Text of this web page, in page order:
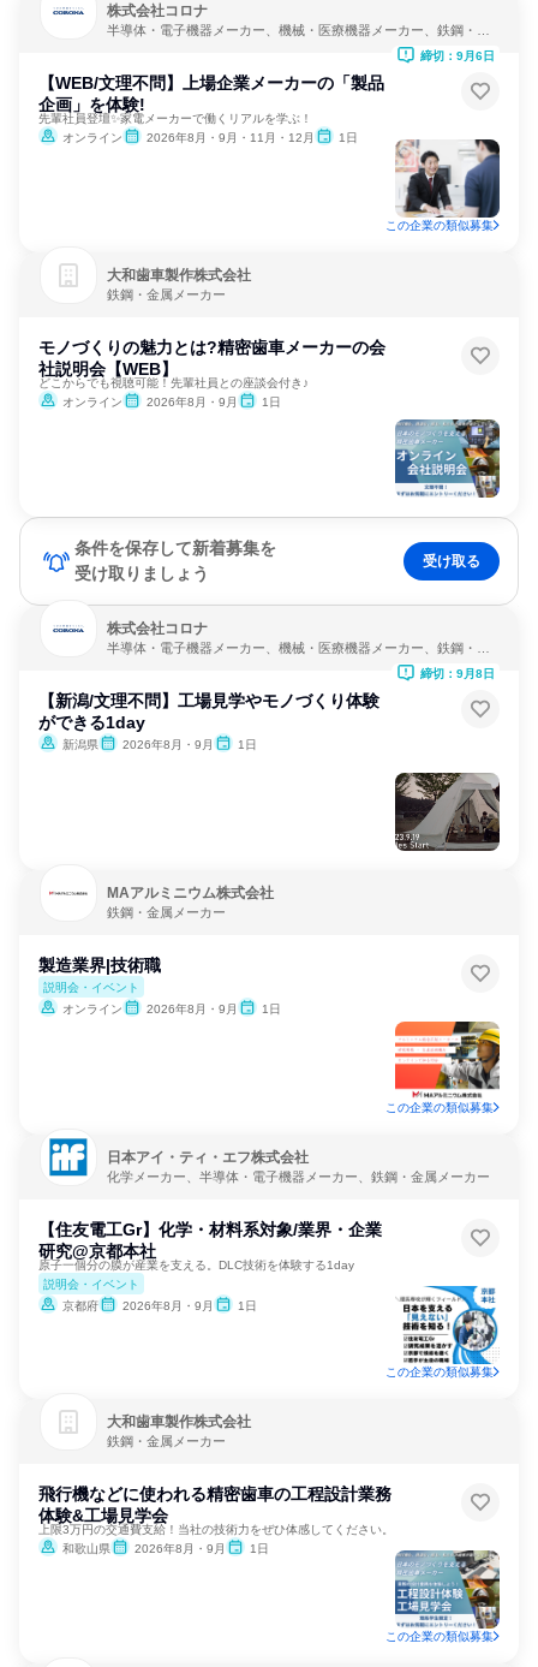
株式会社コロナ
半導体・電子機器メーカー、機械・医療機器メーカー、鉄鋼・金
【WEB/文理不問】上場企業メーカーの「製品
企画」を体験!
先輩社員登壇✨家電メーカーで働くリアルを学ぶ！
オンライン
2026年8月・9月・11月・12月 1日
締切：9月6日
この企業の類似募集
大和歯車製作株式会社
鉄鋼・金属メーカー
モノづくりの魅力とは?精密歯車メーカーの会
社説明会【WEB】
どこからでも視聴可能！先輩社員との座談会付き♪
オンライン
2026年8月・9月 1日
条件を保存して新着募集を
受け取りましょう
受け取る
株式会社コロナ
半導体・電子機器メーカー、機械・医療機器メーカー、鉄鋼・金
【新潟/文理不問】工場見学やモノづくり体験
ができる1day
新潟県 2026年8月・9月 1日
締切：9月8日
MAアルミニウム株式会社
鉄鋼・金属メーカー
製造業界|技術職
説明会・イベント
オンライン
2026年8月・9月 1日
この企業の類似募集
日本アイ・ティ・エフ株式会社
化学メーカー、半導体・電子機器メーカー、鉄鋼・金属メーカー
【住友電工Gr】化学・材料系対象/業界・企業
研究@京都本社
原子一個分の膜が産業を支える。DLC技術を体験する1day
説明会・イベント
京都府
2026年8月・9月 1日
この企業の類似募集
大和歯車製作株式会社
鉄鋼・金属メーカー
飛行機などに使われる精密歯車の工程設計業務
体験&工場見学会
上限3万円の交通費支給！当社の技術力をぜひ体感してください。
和歌山県
2026年8月・9月 1日
この企業の類似募集